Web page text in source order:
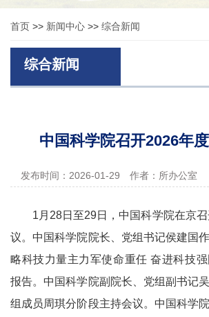
首页 >> 新闻中心 >> 综合新闻
综合新闻
中国科学院召开2026年
发布时间：2026-01-29 作者：所办公室
1月28日至29日，中国科学院在京
议。中国科学院院长、党组书记侯建国
略科技力量主力军使命重任 奋进科技
报告。中国科学院副院长、党组副书记
组成员周琪分阶段主持会议。中国科学